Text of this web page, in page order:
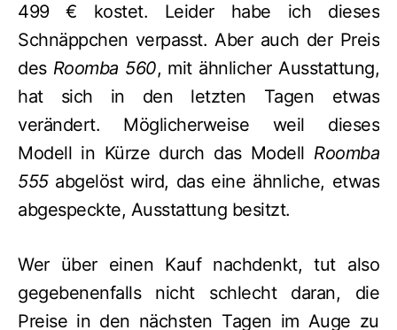
499 € kostet. Leider habe ich dieses
Schnäppchen verpasst. Aber auch der Preis
des Roomba 560, mit ähnlicher Ausstattung,
hat sich in den letzten Tagen etwas
verändert. Möglicherweise weil dieses
Modell in Kürze durch das Modell Roomba
555abgelöst wird, das eine ähnliche, etwas
abgespeckte, Ausstattung besitzt.
Wer über einen Kauf nachdenkt, tut also
gegebenenfalls nicht schlecht daran, die
Preise in den nächsten Tagen im Auge zu